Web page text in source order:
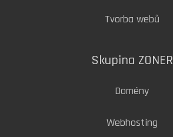
Tvorba webů
Skupina ZONER
Domény
Webhosting